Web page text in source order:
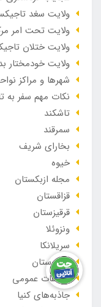
ولایت سغد
ولایت تحت امر
ولایت ختلان
ولایت خودمختار
شهرها و مراکز
نکات مهم سفر به
تاشکند
سمرقند
بخارای شریف
خیوه
مجله ازبکستان
قزاقستان
قرقیزستان
ونزوئلا
سریلانکا
هندوستان
اطلاعات عمومی
جاذبه‌های کنیا